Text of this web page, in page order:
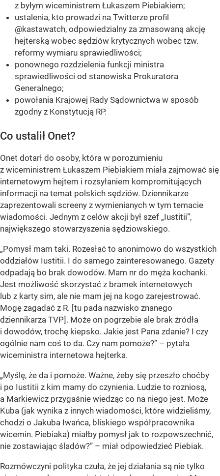
z byłym wiceministrem Łukaszem Piebiakiem;
ustalenia, kto prowadzi na Twitterze profil
@kastawatch, odpowiedzialny za zmasowaną akcję
hejterską wobec sędziów krytycznych wobec tzw.
reformy wymiaru sprawiedliwości;
ponownego rozdzielenia funkcji ministra
sprawiedliwości od stanowiska Prokuratora
Generalnego;
powołania Krajowej Rady Sądownictwa w sposób
zgodny z Konstytucją RP.
Co ustalił Onet?
Onet dotarł do osoby, która w porozumieniu
z wiceministrem Łukaszem Piebiakiem miała zajmować się
internetowym hejtem i rozsyłaniem kompromitujących
informacji na temat polskich sędziów. Dziennikarze
zaprezentowali screeny z wymienianych w tym temacie
wiadomości. Jednym z celów akcji był szef „Iustitii”,
największego stowarzyszenia sędziowskiego.
„Pomysł mam taki. Rozesłać to anonimowo do wszystkich
oddziałów Iustitii. I do samego zainteresowanego. Gazety
odpadają bo brak dowodów. Mam nr do męża kochanki.
Jest możliwość skorzystać z bramek internetowych
lub z karty sim, ale nie mam jej na kogo zarejestrować.
Mogę zagadać z R. [tu pada nazwisko znanego
dziennikarza TVP]. Może on pogrzebie ale brak źródła
i dowodów, trochę kiepsko. Jakie jest Pana zdanie? I czy
ogólnie nam coś to da. Czy nam pomoże?” – pytała
wiceministra internetowa hejterka.
„Myślę, że da i pomoże. Ważne, żeby się przeszło choćby
i po Iustitii z kim mamy do czynienia. Ludzie to rozniosą,
a Markiewicz przygaśnie wiedząc co na niego jest. Może
Kuba (jak wynika z innych wiadomości, które widzieliśmy,
chodzi o Jakuba Iwańca, bliskiego współpracownika
wicemin. Piebiaka) miałby pomysł jak to rozpowszechnić,
nie zostawiając śladów?” – miał odpowiedzieć Piebiak.
Rozmówczyni polityka czuła, że jej działania są nie tylko